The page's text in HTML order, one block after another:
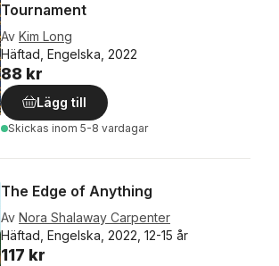
Tournament
Av Kim Long
Häftad, Engelska, 2022
88 kr
Lägg till
Skickas inom 5-8 vardagar
The Edge of Anything
Av Nora Shalaway Carpenter
Häftad, Engelska, 2022, 12-15 år
117 kr